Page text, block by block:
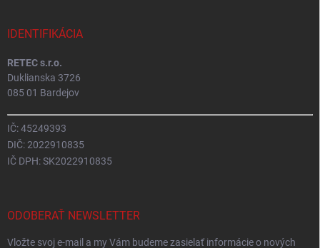
IDENTIFIKÁCIA
RETEC s.r.o.
Duklianska 3726
085 01 Bardejov
IČ: 45249393
DIČ: 2022910835
IČ DPH: SK2022910835
ODOBERAŤ NEWSLETTER
Vložte svoj e-mail a my Vám budeme zasielať informácie o nových